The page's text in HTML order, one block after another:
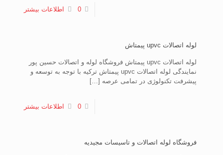
0 اطلاعات بیشتر
لوله اتصالات upvc پیمتاش
لوله اتصالات upvc پیمتاش فروشگاه لوله و اتصالات حسین پور
نمایندگی لوله اتصالات upvc پیمتاش ترکیه با توجه به توسعه و
پیشرفت تکنولوژی در تمامی عرصه […]
0 اطلاعات بیشتر
فروشگاه لوله اتصالات و تاسیسات مجیدیه